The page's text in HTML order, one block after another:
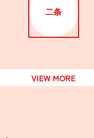
二条
VIEW MORE